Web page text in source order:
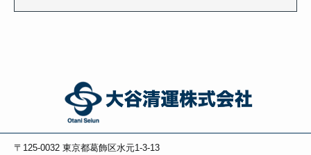
〒125-0032 東京都葛飾区水元1-3-13